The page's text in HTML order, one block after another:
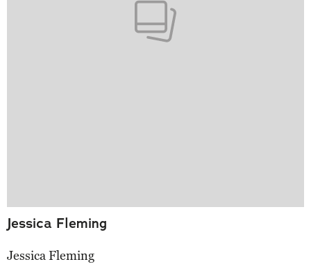
Jessica Fleming
Jessica Fleming